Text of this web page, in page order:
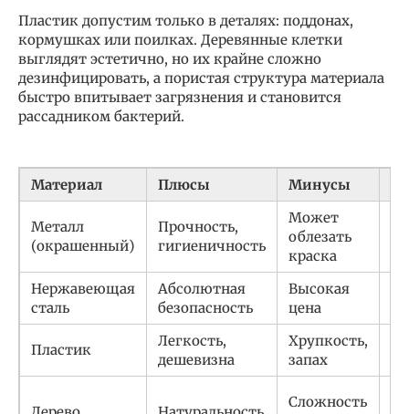
Пластик допустим только в деталях: поддонах,
кормушках или поилках. Деревянные клетки
выглядят эстетично, но их крайне сложно
дезинфицировать, а пористая структура материала
быстро впитывает загрязнения и становится
рассадником бактерий.
Материал Плюсы Минусы
Металл
(окрашенный)
Прочность,
гигиеничность
Может
облезать
краска
Нержавеющая
сталь
Абсолютная
безопасность
Высокая
цена
Пластик
Легкость,
дешевизна
Хрупкость,
запах
Сложность